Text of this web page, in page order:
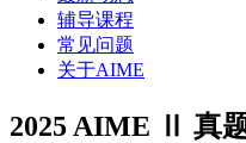
辅导课程
常见问题
关于AIME
2025 AIME Ⅱ 真